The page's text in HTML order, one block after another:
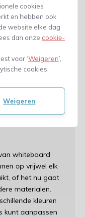
cookies
en hebben ook
website elke dag
dan onze cookie-
voor ‘Weigeren’,
cookies.
Weigeren
voor elke
en zijn in staat
die
Dankzij
en zijn ze
whiteboard
op vrijwel elk
of het nu gaat
materialen.
kleuren
kunt aanpassen